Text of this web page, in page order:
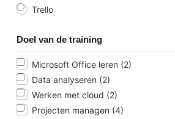
Trello
Doel van de training
Microsoft Office leren (2)
Data analyseren (2)
Werken met cloud (2)
Projecten managen (4)